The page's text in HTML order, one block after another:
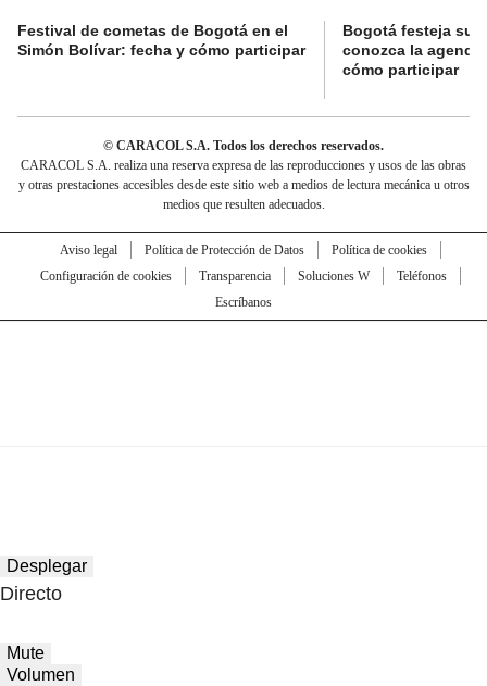
Festival de cometas de Bogotá en el
Simón Bolívar: fecha y cómo participar
Bogotá festeja su
conozca la
cómo participar
© CARACOL S.A. Todos los derechos reservados.
CARACOL S.A. realiza una reserva expresa de las reproducciones y usos de las obras
y otras prestaciones accesibles desde este sitio web a medios de lectura mecánica u otros
medios que resulten adecuados.
Aviso legal Política de Protección de Datos
Política de cookies
Configuración de cookies
Transparencia Soluciones W
Teléfonos
Escríbanos
Desplegar
Directo
Mute
Volumen